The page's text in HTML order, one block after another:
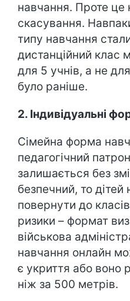
навчання. Проте це
скасування.
типу навчання
дистанційний клас
для 5 учнів, а не
було раніше.
2. Індивідуальні
Сімейна форма
педагогічний
залишається без
безпечний, то
повернути до
ризики – формат
військова
навчання онлайн
є укриття або воно
ніж за 500 метрів.